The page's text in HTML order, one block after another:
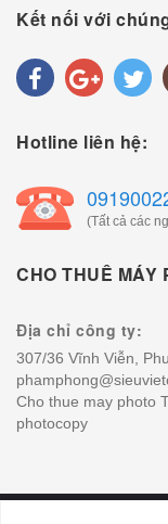
Kết nối với
Hotline liên hệ:
(Tất cả các
CHO THUÊ MÁY
Địa chỉ công ty:
307/36 Vĩnh Viễn,
Cho thue may photo
photocopy
Bản quyền nội